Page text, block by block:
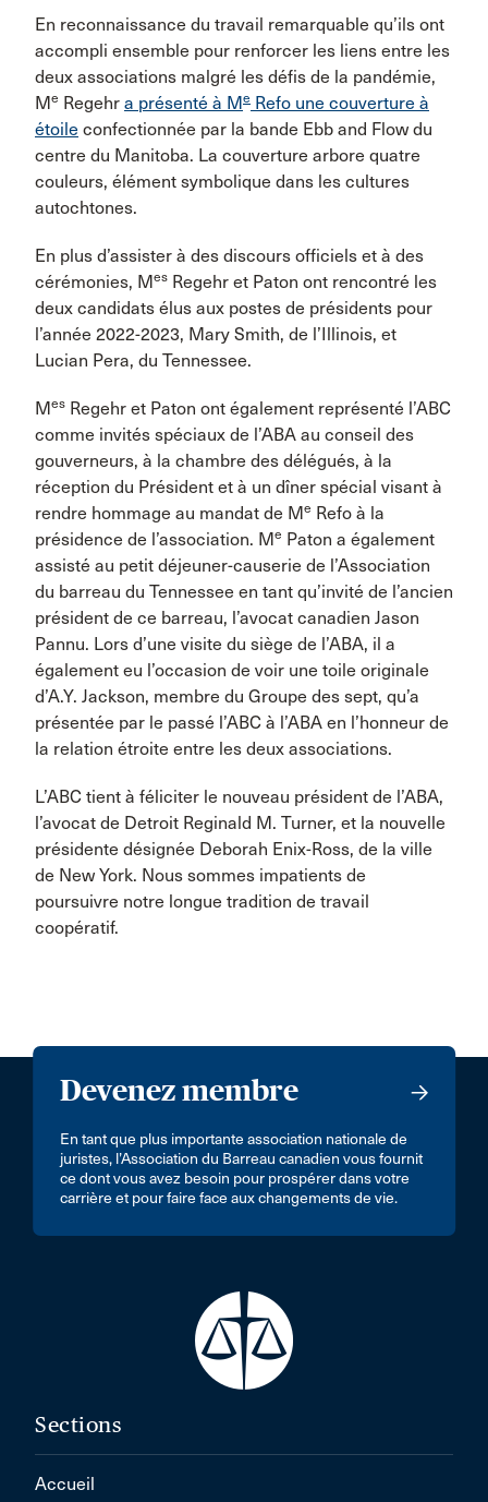
En reconnaissance du travail remarquable qu’ils ont
accompli ensemble pour renforcer les liens entre les
deux associations malgré les défis de la pandémie,
Me Regehr a présenté à Me Refo une couverture à
étoile confectionnée par la bande Ebb and Flow du
centre du Manitoba. La couverture arbore quatre
couleurs, élément symbolique dans les cultures
autochtones.
En plus d’assister à des discours officiels et à des
cérémonies, Mes Regehr et Paton ont rencontré les
deux candidats élus aux postes de présidents pour
l’année 2022-2023, Mary Smith, de l’Illinois, et
Lucian Pera, du Tennessee.
Mes Regehr et Paton ont également représenté l’ABC
comme invités spéciaux de l’ABA au conseil des
gouverneurs, à la chambre des délégués, à la
réception du Président et à un dîner spécial visant à
rendre hommage au mandat de Me Refo à la
présidence de l’association. Me Paton a également
assisté au petit déjeuner-causerie de l’Association
du barreau du Tennessee en tant qu’invité de l’ancien
président de ce barreau, l’avocat canadien Jason
Pannu. Lors d’une visite du siège de l’ABA, il a
également eu l’occasion de voir une toile originale
d’A.Y. Jackson, membre du Groupe des sept, qu’a
présentée par le passé l’ABC à l’ABA en l’honneur de
la relation étroite entre les deux associations.
L’ABC tient à féliciter le nouveau président de l’ABA,
l’avocat de Detroit Reginald M. Turner, et la nouvelle
présidente désignée Deborah Enix-Ross, de la ville
de New York. Nous sommes impatients de
poursuivre notre longue tradition de travail
coopératif.
Devenez membre
En tant que plus importante association nationale de
juristes, l’Association du Barreau canadien vous fournit
ce dont vous avez besoin pour prospérer dans votre
carrière et pour faire face aux changements de vie.
Sections
Accueil